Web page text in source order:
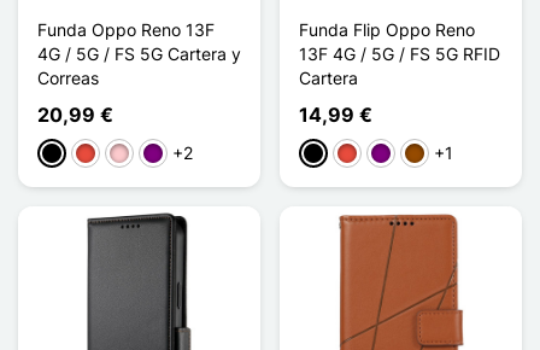
Funda Oppo Reno 13F
4G / 5G / FS 5G Cartera y
Correas
20,99 €
NegroRojoRosaPúrpura
+2
Funda Flip Oppo Reno
13F 4G / 5G / FS 5G RFID
Cartera
14,99 €
NegroRojoPúrpuraMarrón
+1